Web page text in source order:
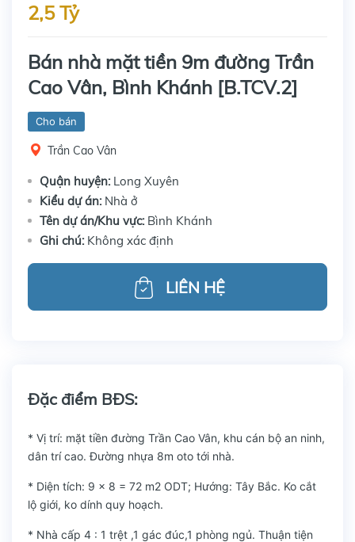
2,5 Tỷ
Bán nhà mặt tiền 9m đường Trần
Cao Vân, Bình Khánh [B.TCV.2]
Cho bán
Trần Cao Vân
Quận huyện: Long Xuyên
Kiểu dự án: Nhà ở
Tên dự án/Khu vực: Bình Khánh
Ghi chú: Không xác định
LIÊN HỆ
Đặc điểm BĐS:
* Vị trí: mặt tiền đường Trần Cao Vân, khu cán bộ an ninh,
dân trí cao. Đường nhựa 8m oto tới nhà.
* Diện tích: 9 x 8 = 72 m2 ODT; Hướng: Tây Bắc. Ko cắt
lộ giới, ko dính quy hoạch.
* Nhà cấp 4 : 1 trệt ,1 gác đúc,1 phòng ngủ. Thuận tiện